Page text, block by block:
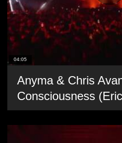
04:05
Anyma & Chris
Consciousness